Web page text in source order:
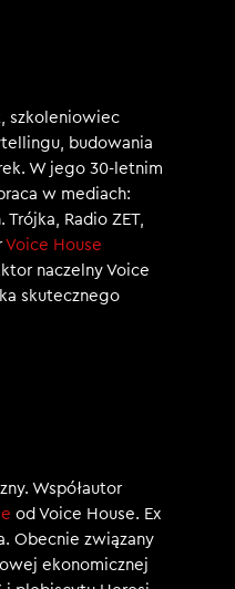
szkoleniowiec
budowania
W jego 30-letnim
w mediach:
Radio ZET,
Voice House
naczelny Voice
skutecznego
Współautor
od Voice House. Ex
Obecnie związany
ekonomicznej